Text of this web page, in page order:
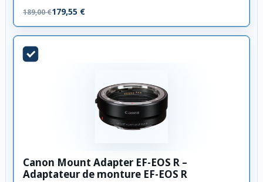
189,00 €179,55 €
Canon Mount Adapter EF-EOS R –
Adaptateur de monture EF-EOS R